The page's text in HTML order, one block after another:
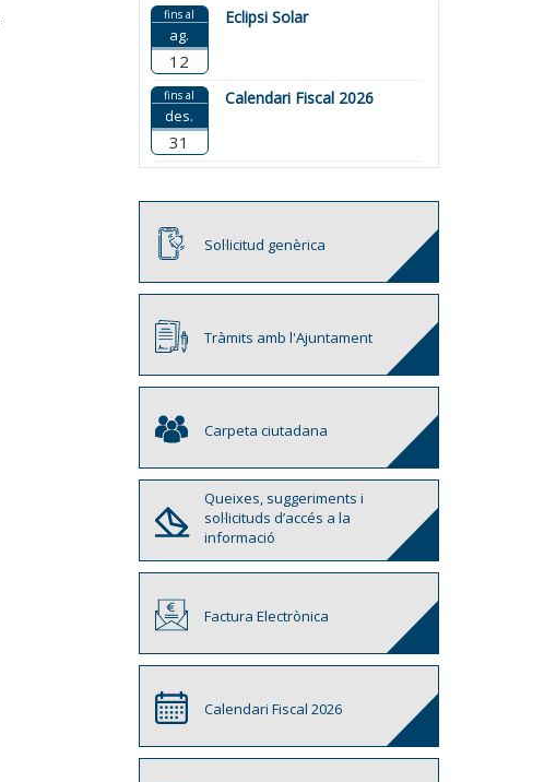
fins al
ag.
12
Eclipsi Solar
fins al
des.
31
Calendari Fiscal 2026
Sol·licitud genèrica
Tràmits amb l'Ajuntament
Carpeta ciutadana
Queixes, suggeriments i
sol·licituds d’accés a la
informació
Factura Electrònica
Calendari Fiscal 2026